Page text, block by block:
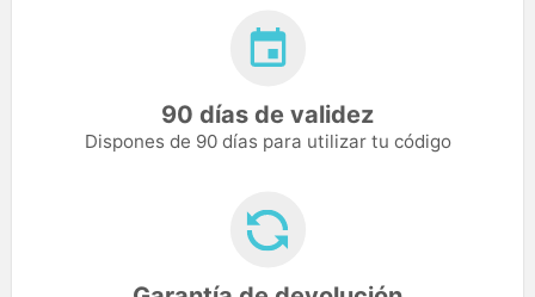
90 días de validez
Dispones de 90 días para utilizar tu código